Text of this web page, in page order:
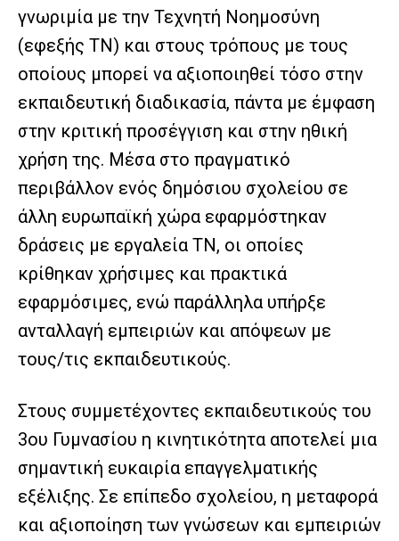
γνωριμία με την Τεχνητή Νοημοσύνη
(εφεξής ΤΝ) και στους τρόπους με τους
οποίους μπορεί να αξιοποιηθεί τόσο στην
εκπαιδευτική διαδικασία, πάντα με έμφαση
στην κριτική προσέγγιση και στην ηθική
χρήση της. Μέσα στο πραγματικό
περιβάλλον ενός δημόσιου σχολείου σε
άλλη ευρωπαϊκή χώρα εφαρμόστηκαν
δράσεις με εργαλεία ΤΝ, οι οποίες
κρίθηκαν χρήσιμες και πρακτικά
εφαρμόσιμες, ενώ παράλληλα υπήρξε
ανταλλαγή εμπειριών και απόψεων με
τους/τις εκπαιδευτικούς.
Στους συμμετέχοντες εκπαιδευτικούς του
3ου Γυμνασίου η κινητικότητα αποτελεί μια
σημαντική ευκαιρία επαγγελματικής
εξέλιξης. Σε επίπεδο σχολείου, η μεταφορά
και αξιοποίηση των γνώσεων και εμπειριών